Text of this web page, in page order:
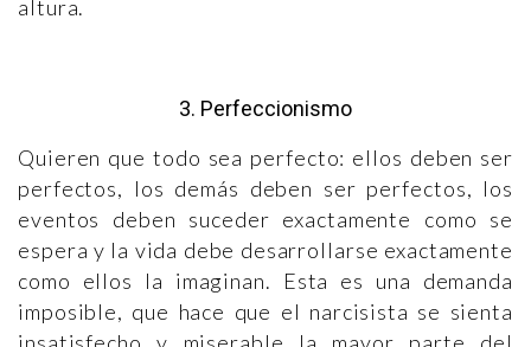
altura.
3. Perfeccionismo
Quieren que todo sea perfecto: ellos deben ser
perfectos, los demás deben ser perfectos, los
eventos deben suceder exactamente como se
espera y la vida debe desarrollarse exactamente
como ellos la imaginan. Esta es una demanda
imposible, que hace que el narcisista se sienta